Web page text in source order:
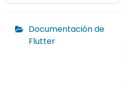
Documentación de
Flutter